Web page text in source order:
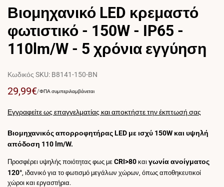
Βιομηχανικό LED κρεμαστό
φωτιστικό - 150W - IP65 -
110lm/W - 5 χρόνια εγγύηση
Κωδικός SKU: B8141-150-BN
Τιμή
29,99€ΤΙΜΉ
/ΓΙΑ
ΦΠΑ συμπεριλαμβάνεται
Εγγραφείτε ως επαγγελματίας και αποκτήστε την έκπτωσή σας
Βιομηχανικός απορροφητήρας LED με ισχύ 150W και υψηλή
απόδοση 110 lm/W.
Προσφέρει υψηλής ποιότητας φως με CRI>80 και γωνία ανοίγματος
120° , ιδανικό για το φωτισμό μεγάλων χώρων, όπως αποθηκευτικοί
χώροι και εργαστήρια.